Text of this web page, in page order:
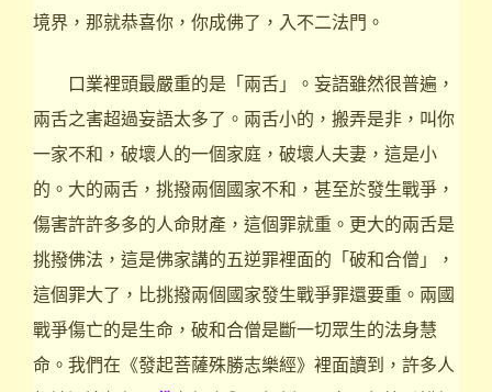
境界，那就恭喜你，你成佛了，入不二法門。
口業裡頭最嚴重的是「兩舌」。妄語雖然很普遍，
兩舌之害超過妄語太多了。兩舌小的，搬弄是非，叫你
一家不和，破壞人的一個家庭，破壞人夫妻，這是小
的。大的兩舌，挑撥兩個國家不和，甚至於發生戰爭，
傷害許許多多的人命財產，這個罪就重。更大的兩舌是
挑撥佛法，這是佛家講的五逆罪裡面的「破和合僧」，
這個罪大了，比挑撥兩個國家發生戰爭罪還要重。兩國
戰爭傷亡的是生命，破和合僧是斷一切眾生的法身慧
命。我們在《發起菩薩殊勝志樂經》裡面讀到，許多人